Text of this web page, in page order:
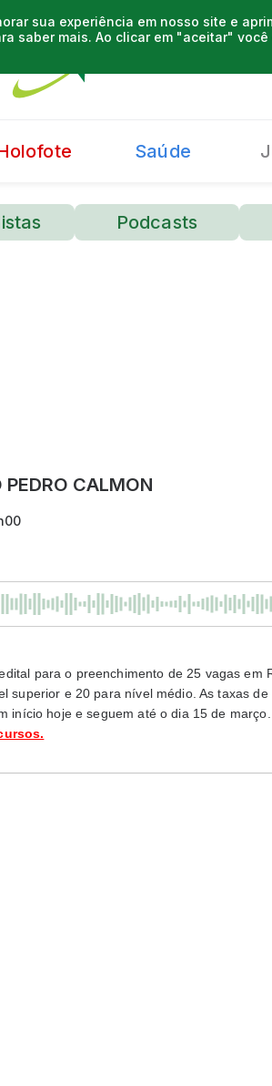
sua experiência em nosso site e
saber mais. Ao clicar em "aceitar"
Saúde
Podcasts
PEDRO CALMON
para o preenchimento de 25 vagas em
superior e 20 para nível médio. As taxas de
início hoje e seguem até o dia 15 de